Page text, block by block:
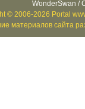
WonderSwan /
© 2006-2026 Portal
материалов сайта